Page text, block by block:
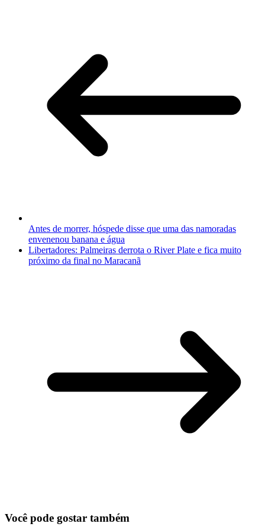
Antes de morrer, hóspede disse que uma das namoradas
envenenou banana e água
Libertadores: Palmeiras derrota o River Plate e fica muito
próximo da final no Maracanã
Você pode gostar também